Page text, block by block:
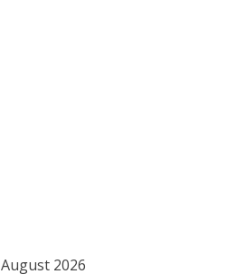
August 2026